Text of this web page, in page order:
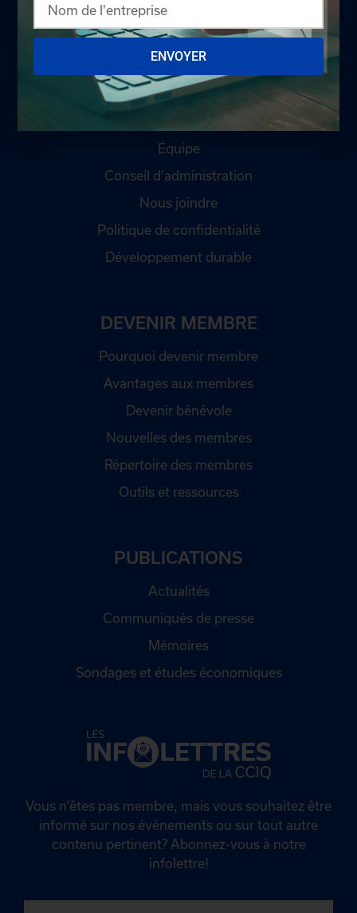
LA CHAMBRE
Offres d'emploi
Qui sommes-nous ?
Équipe
Conseil d'administration
Nous joindre
Politique de confidentialité
Développement durable
DEVENIR MEMBRE
Pourquoi devenir membre
Avantages aux membres
Devenir bénévole
Nouvelles des membres
Répertoire des membres
Outils et ressources
PUBLICATIONS
Actualités
Communiqués de presse
Mémoires
Sondages et études économiques
Vous n’êtes pas membre, mais vous souhaitez être
informé sur nos événements ou sur tout autre
contenu pertinent? Abonnez-vous à notre
infolettre!
ENVOYER